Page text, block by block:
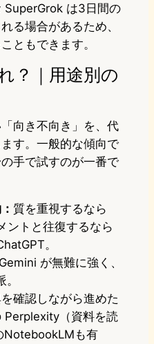
SuperGrok は3日間の
る場合があるため、
ともできます。
？｜用途別の
向き不向き」を、代
す。一般的な傾向で
手で試すのが一番で
質を重視するなら
ントと往復するなら
。
が無難に強く、
確認しながら進めた
Perplexity（資料を読
NotebookLMも有